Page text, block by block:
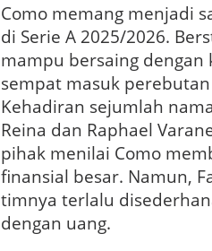
Como memang menjadi
di Serie A 2025/2026.
mampu bersaing
sempat masuk perebutan
Kehadiran sejumlah
Reina dan Raphael
pihak menilai Como
finansial besar. Namun,
timnya terlalu
dengan uang.